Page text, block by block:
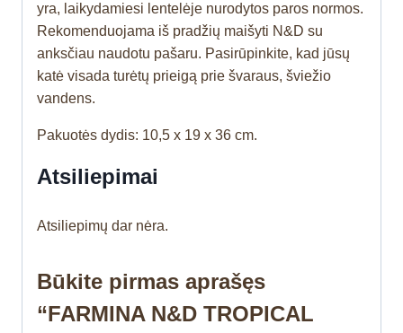
yra, laikydamiesi lentelėje nurodytos paros normos.
Rekomenduojama iš pradžių maišyti N&D su
anksčiau naudotu pašaru. Pasirūpinkite, kad jūsų
katė visada turėtų prieigą prie švaraus, šviežio
vandens.
Pakuotės dydis: 10,5 x 19 x 36 cm.
Atsiliepimai
Atsiliepimų dar nėra.
Būkite pirmas aprašęs
“FARMINA N&D TROPICAL